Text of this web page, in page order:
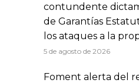
contundente
de Garantías
los ataques a la
5 de agosto de 2026
Foment alerta del